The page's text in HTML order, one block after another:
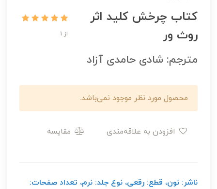
کتاب چرخش کلید اثر
روث ور
از 1
مترجم: شادی حامدی آزاد
محصول مورد نظر موجود نمی‌باشد.
مقایسه
ناشر: نون، قطع: رقعی، نوع جلد: نرم، تعداد صفحات: